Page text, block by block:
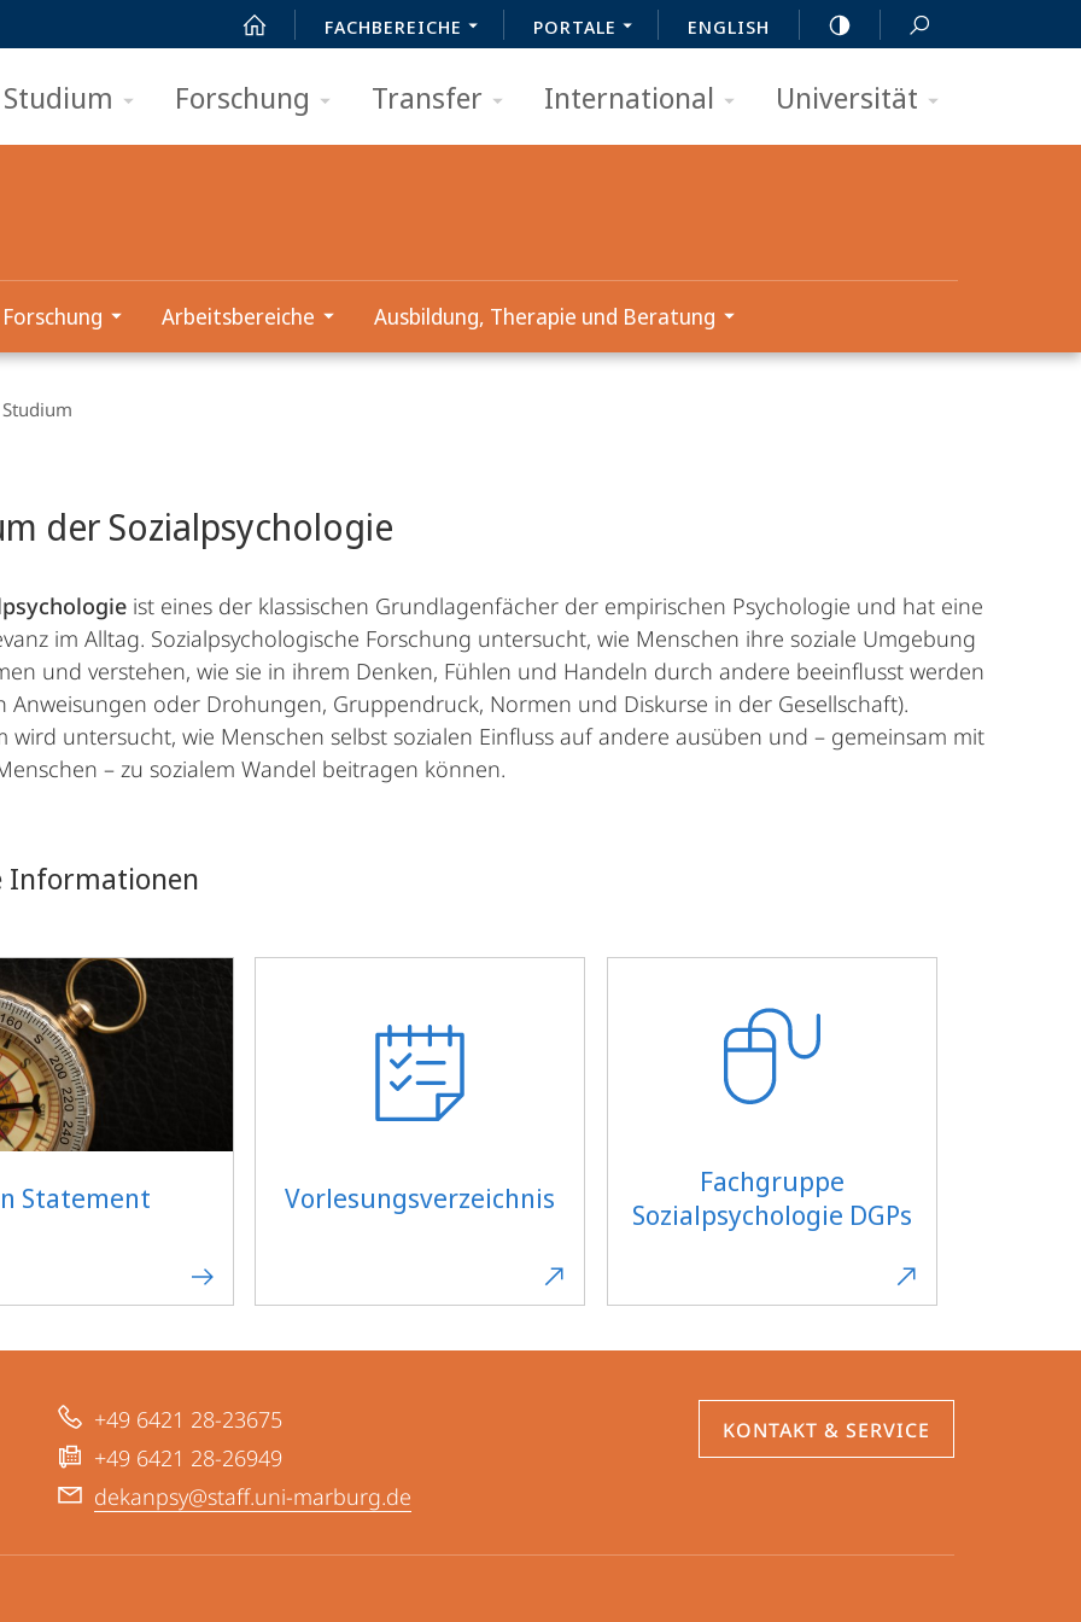
FACHBEREICHE PORTALE ENGLISH
Studium Forschung Transfer International Universität
Forschung Arbeitsbereiche Ausbildung, Therapie und Beratung
Studium
der Sozialpsychologie
ist eines der klassischen Grundlagenfächer der empirischen Psychologie und hat eine
im Alltag. Sozialpsychologische Forschung untersucht, wie Menschen ihre soziale Umgebung
und verstehen, wie sie in ihrem Denken, Fühlen und Handeln durch andere beeinflusst werden
Anweisungen oder Drohungen, Gruppendruck, Normen und Diskurse in der Gesellschaft).
wird untersucht, wie Menschen selbst sozialen Einfluss auf andere ausüben und – gemeinsam mit
– zu sozialem Wandel beitragen können.
Informationen
Statement Vorlesungsverzeichnis
Fachgruppe
Sozialpsychologie DGPs
+49 6421 28-23675
+49 6421 28-26949
dekanpsy@staff.uni-marburg.de
KONTAKT & SERVICE